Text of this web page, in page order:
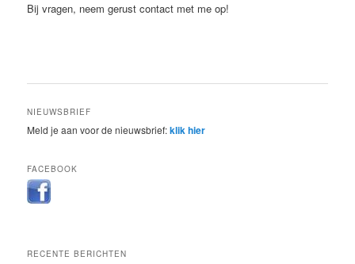
Bij vragen, neem gerust contact met me op!
NIEUWSBRIEF
Meld je aan voor de nieuwsbrief:klik hier
FACEBOOK
RECENTE BERICHTEN